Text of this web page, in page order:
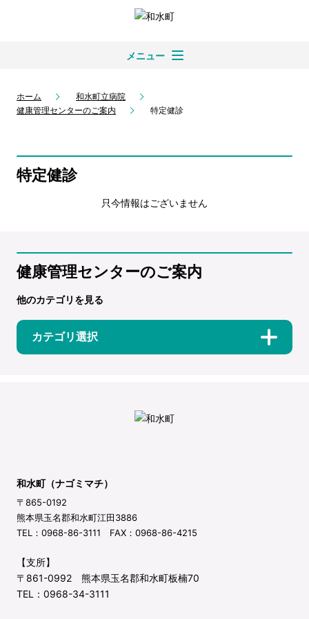
メニュー
ホーム
和水町立病院
健康管理センターのご案内
特定健診
特定健診
只今情報はございません
健康管理センターのご案内
他のカテゴリを見る
カテゴリ選択
和水町（ナゴミマチ）
〒865-0192
熊本県玉名郡和水町江田3886
TEL：0968-86-3111 FAX：0968-86-4215
【支所】
〒861-0992 熊本県玉名郡和水町板楠70
TEL：0968-34-3111